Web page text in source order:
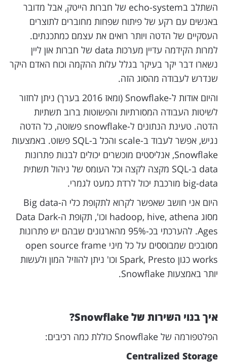
השתלב בecho-system של חברות הייטק, אבל מדובר
באנשים עם רקע של פיתוח שפחות מחוברים לתוצרים
העסקיים של הדטה ויותר רואים את עצמם כמתכנתים.
למרות הקידמה עדיין מערכות data של חברות און ליין
נשארו דבר יקר בעיקר בגלל עלות ההקמה וכוח האדם היקר
שנדרש לעבודה מהסוג הזה.
והיום אודות ל-Snowflake (ומאז 2016 בערך) ניתן לחזור
לשיטות העבודה המסורתיות והפשוטות ברוב תשתיות
הדטה. טעינת הנתונים ל-snowflake פשוטה, כל הדטה
נגיש, אפשר לעבוד ב-scale והכל ב-SQL פשוט. באמצעות
Snowflake, אנליסטים מוכשרים יכולים לבנות פתרונות
data ב-SQL מקצה לקצה וכל העומס של ניהול תשתית
big-data מורכבת יכול לרדת כמעט לגמרי.
היום אני חושב שאפשר לקרוא לתקופת כלי ה-Big data
מסוג hadoop, hive, athena וכו', תקופת ה-Data Dark
Ages. להערכתי בכ-95% מהארגונים שבהם יש פתרונות
מסובכים שמבוססים על כל מיני open source frame
works כגון Spark, Presto וכו' ניתן להוזיל המון ולעשות
יותר באמצעות Snowflake.
איך בנוי השירות של Snowflake?
הפלטפורמה של Snowflake כוללת כמה רכיבים:
Centralized Storage